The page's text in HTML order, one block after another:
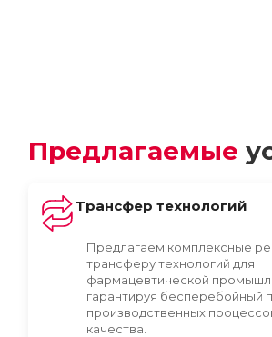
Предлагаемые
Трансфер технологий
Предлагаем комплексные
трансферу технологий для
фармацевтической
гарантируя бесперебойный
производственных
качества.